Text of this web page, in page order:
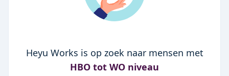
Heyu Works is op zoek naar mensen met
HBO tot WO niveau